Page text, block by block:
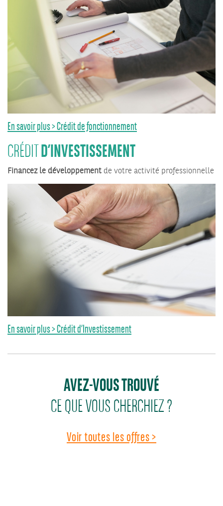
En savoir plus > Crédit de fonctionnement
CRÉDITD’INVESTISSEMENT
Financez le développement de votre activité professionnelle
En savoir plus > Crédit d’Investissement
AVEZ-VOUS TROUVÉ
CE QUE VOUS CHERCHIEZ ?
Voir toutes les offres >